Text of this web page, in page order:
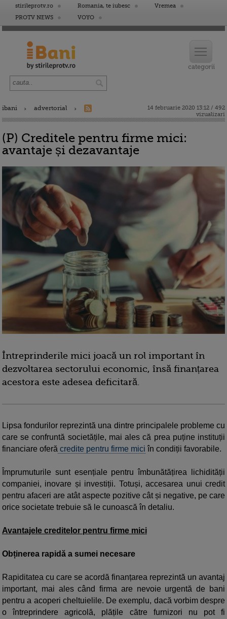
stirileprotv.ro Romania, te iubesc
Vremea
PROTV NEWS
VOYO
ibani advertorial
14 februarie 2020 13:12 / 492
vizualizari
(P) Creditele pentru firme mici:
avantaje și dezavantaje
Întreprinderile mici joacă un rol important în
dezvoltarea sectorului economic, însă finanțarea
acestora este adesea deficitară.
Lipsa fondurilor reprezintă una dintre principalele probleme cu
care se confruntă societățile, mai ales că prea puține instituții
financiare oferă credite pentru firme mici în condiții favorabile.
Împrumuturile sunt esențiale pentru îmbunătățirea lichidității
companiei, inovare și investiții. Totuși, accesarea unui credit
pentru afaceri are atât aspecte pozitive cât și negative, pe care
orice societate trebuie să le cunoască în detaliu.
Avantajele creditelor pentru firme mici
Obținerea rapidă a sumei necesare
Rapiditatea cu care se acordă finanțarea reprezintă un avantaj
important, mai ales când firma are nevoie urgentă de bani
pentru a acoperi cheltuielile. De exemplu, dacă vorbim despre
o întreprindere agricolă, plățile către furnizori nu pot fi